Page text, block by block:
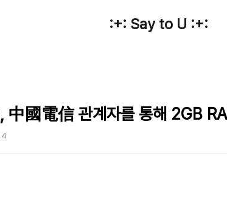
:+: Say to U :+:
中國電信 관계자를 통해 2GB